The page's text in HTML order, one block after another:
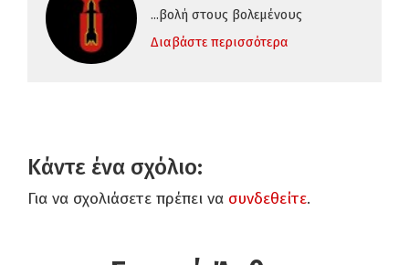
...βολή στους βολεμένους
Διαβάστε περισσότερα
Κάντε ένα σχόλιο:
Για να σχολιάσετε πρέπει να συνδεθείτε.